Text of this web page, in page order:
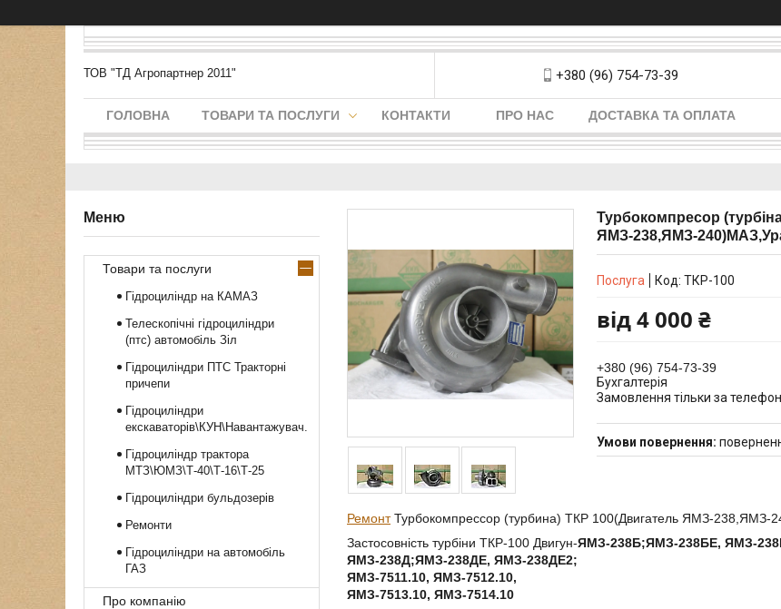
ТОВ "ТД Агропартнер 2011" +380 (96) 754-73-39
ГОЛОВНА ТОВАРИ ТА ПОСЛУГИ КОНТАКТИ ПРО НАС ДОСТАВКА ТА ОПЛАТА
Турбокомпресор
ЯМЗ-238,ЯМЗ-
Послуга Код: ТКР-100
від4 000 ₴
+380 (96) 754-73-39
Бухгалтерія
Замовлення тільки за
РемонтТурбокомпрессор (турбина) ТКР 100(Двигатель ЯМЗ-238,ЯМЗ-
Застосовність турбіни ТКР-100 Двигун-ЯМЗ-238Б;ЯМЗ-238БЕ, ЯМЗ-
ЯМЗ-238Д;ЯМЗ-238ДЕ, ЯМЗ-238ДЕ2;
ЯМЗ-7511.10, ЯМЗ-7512.10,
ЯМЗ-7513.10, ЯМЗ-7514.10
Товари та послуги
Гідроциліндр на КАМАЗ
Телескопічні гідроциліндри
(птс) автомобіль Зіл
Гідроциліндри ПТС Тракторні
причепи
Гідроциліндри
екскаваторів\КУН\Навантажувач.
Гідроциліндр трактора
МТЗ\ЮМЗ\Т-40\Т-16\Т-25
Гідроциліндри бульдозерів
Ремонти
Гідроциліндри на автомобіль
ГАЗ
Про компанію